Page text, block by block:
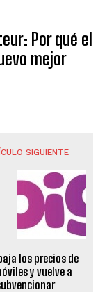
Por qué el
mejor
SIGUIENTE
los precios de
y vuelve a